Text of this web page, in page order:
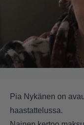
Pia Nykänen on
haastattelussa.